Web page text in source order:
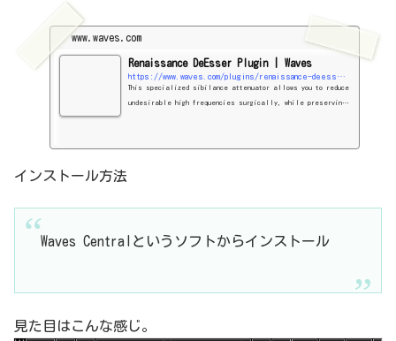
www.waves.com
Renaissance DeEsser Plugin | Waves
https://www.waves.com/plugins/renaissance-deesser#image
This specialized sibilance attenuator allows you to reduce
undesirable high frequencies surgically, while preserving
インストール方法
Waves Centralというソフトからインストール
見た目はこんな感じ。